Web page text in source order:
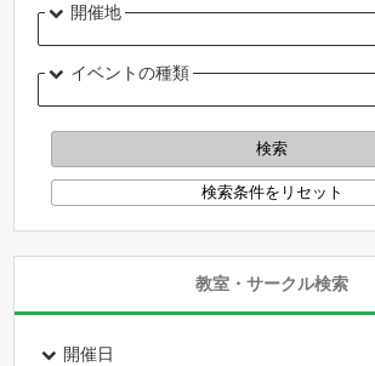
開催地
イベントの種類
教室・サークル検索
開催日